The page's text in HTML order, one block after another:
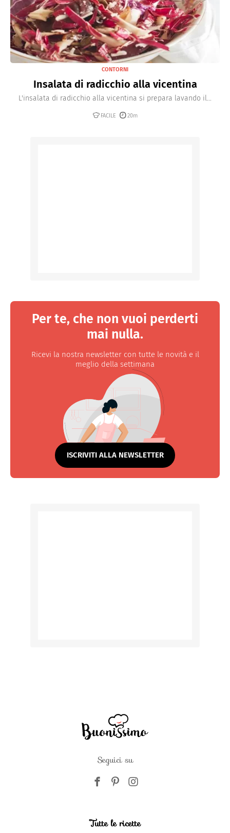
CONTORNI
Insalata di radicchio alla vicentina
L'insalata di radicchio alla vicentina si prepara lavando il...
FACILE 20m
Per te, che non vuoi perderti
mai nulla.
Ricevi la nostra newsletter con tutte le novità e il
meglio della settimana
ISCRIVITI ALLA NEWSLETTER
Seguici su
Tutte le ricette